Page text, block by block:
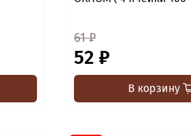
61 ₽
52 ₽
В корзину